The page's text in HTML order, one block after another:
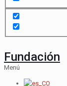
Fundación
Menú